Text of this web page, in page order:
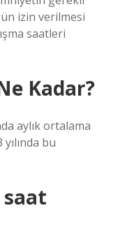
izin verilmesi
saatleri
Kadar?
aylık ortalama
bu
saat